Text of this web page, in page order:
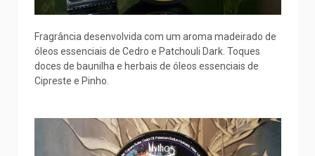
Fragrância desenvolvida com um aroma madeirado de
óleos essenciais de Cedro e Patchouli Dark. Toques
doces de baunilha e herbais de óleos essenciais de
Cipreste e Pinho.